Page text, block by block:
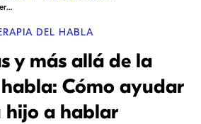
Palabras y más allá de la terapia del habla: Cómo ayudar a tu hijo a hablar
DEL HABLA
y más allá de la
Cómo ayudar
hijo a hablar